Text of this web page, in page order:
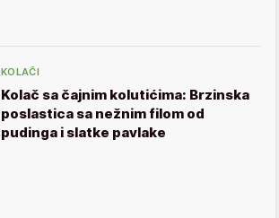
KOLAČI
Kolač sa čajnim kolutićima: Brzinska
poslastica sa nežnim filom od
pudinga i slatke pavlake